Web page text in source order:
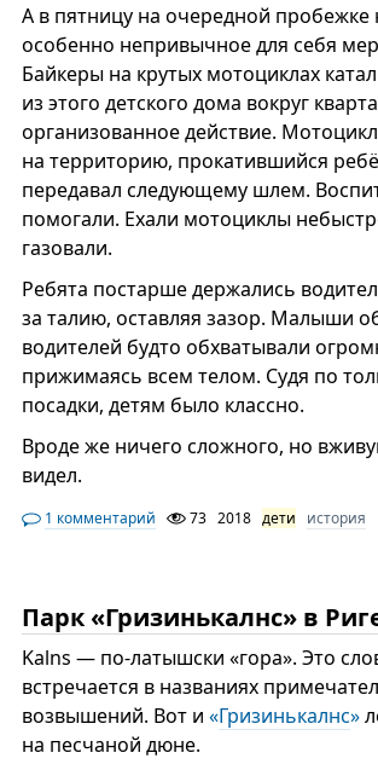
А в пятницу на очередной пробежке
особенно непривычное для себя
Байкеры на крутых мотоциклах
из этого детского дома вокруг
организованное действие.
на территорию, прокатившийся
передавал следующему шлем.
помогали. Ехали мотоциклы
газовали.
Ребята постарше держались
за талию, оставляя зазор. Малыши
водителей будто обхватывали
прижимаясь всем телом. Судя по
посадки, детям было классно.
Вроде же ничего сложного, но
видел.
1 комментарий 73 2018 дети история
Парк «Гризинькалнс» в
Kalns — по-латышски «гора». Это
встречается в названиях
возвышений. Вот и «Гризинькалнс»
на песчаной дюне.